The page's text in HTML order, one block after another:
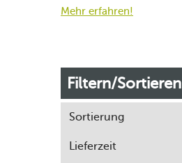
Mehr erfahren!
Filtern/Sortieren
Sortierung
Lieferzeit